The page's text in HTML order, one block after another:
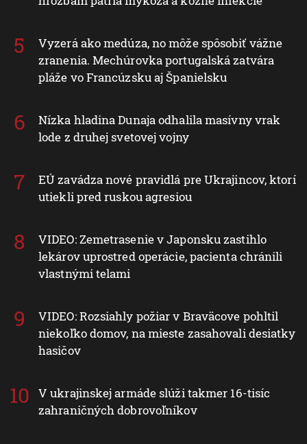
Vyzerá ako medúza, no môže spôsobiť vážne
zranenia. Mechúrovka portugalská zatvára
pláže vo Francúzsku aj Španielsku
Nízka hladina Dunaja odhalila masívny vrak
lode z druhej svetovej vojny
EÚ zavádza nové pravidlá pre Ukrajincov, ktorí
utiekli pred ruskou agresiou
VIDEO: Zemetrasenie v Japonsku zastihlo
lekárov uprostred operácie, pacienta chránili
vlastnými telami
VIDEO: Rozsiahly požiar v Braväcove pohltil
niekoľko domov, na mieste zasahovali desiatky
hasičov
V ukrajinskej armáde slúži takmer 16-tisíc
zahraničných dobrovoľníkov